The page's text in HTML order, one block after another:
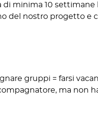
di minima 10
del nostro progetto e
gruppi = farsi
ma non